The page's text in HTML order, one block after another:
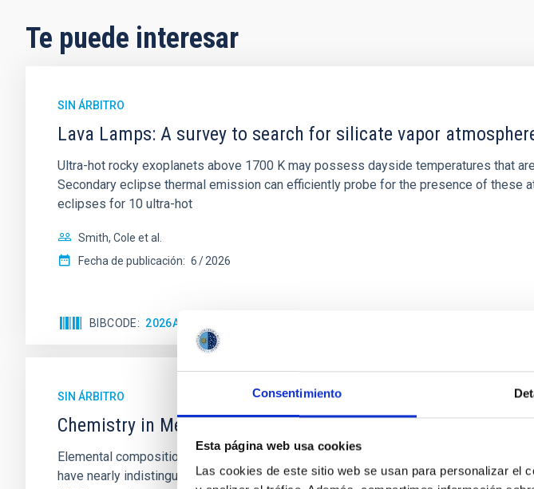
Consentimiento
Esta página web usa cookies
Las cookies de este sitio web se usan para personalizar el
Te puede interesar
SIN ÁRBITRO
Lava Lamps: A survey to search for silicate vapor
Ultra-hot rocky exoplanets above 1700 K may possess dayside temperatures that
Secondary eclipse thermal emission can efficiently probe for the presence of these
eclipses for 10 ultra-hot
Smith, Cole et al.
Fecha de publicación: 6 2026
BIBCODE 2026ASTCS..1160088S
SIN ÁRBITRO
Chemistry in Metal-Diverse Atmospheres: The JWST Arcana
Elemental composition is an essential factor in the chemistry of planetary and
have nearly indistinguishable abundance patterns. In this talk, I will review some of